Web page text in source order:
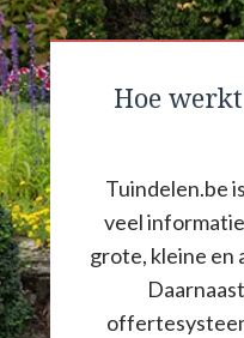
Hoe
Tuindelen.be
veel
grote, kleine en